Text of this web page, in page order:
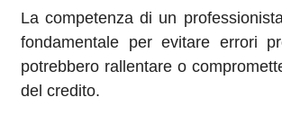
La competenza di un
fondamentale per evitare errori
potrebbero rallentare o
del credito.